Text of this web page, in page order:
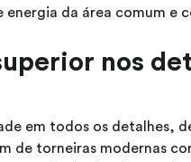
energia da área comum e
nos
em todos os detalhes,
de torneiras modernas